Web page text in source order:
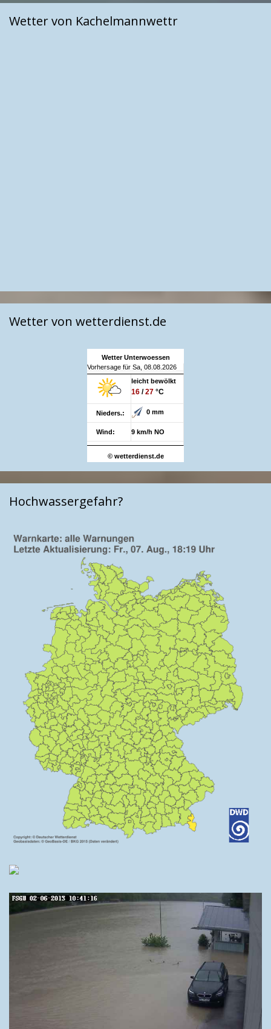
Wetter von Kachelmannwettr
Wetter von wetterdienst.de
Wetter Unterwoessen
Vorhersage für Sa, 08.08.2026
leicht bewölkt
16 /27 °C
Nieders.: 0 mm
Wind: 9 km/h NO
© wetterdienst.de
Hochwassergefahr?